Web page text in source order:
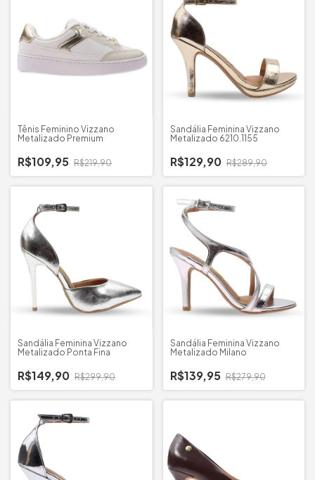
Tênis Feminino Vizzano
Metalizado Premium
R$109,95 R$219,90
Sandália Feminina Vizzano
Metalizado 6210.1155
R$129,90 R$289,90
Sandália Feminina Vizzano
Metalizado Ponta Fina
R$149,90 R$299,90
Sandália Feminina Vizzano
Metalizado Milano
R$139,95 R$279,90